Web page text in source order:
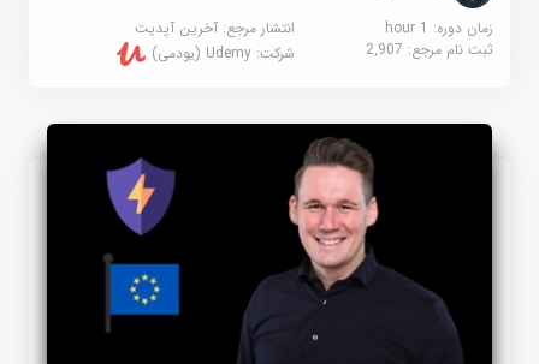
زمان دوره: 1 hour
انتشار مرجع:آخرین آپدیت
ثبت نام مرجع:2,907 شرکت:Udemy (یودمی)